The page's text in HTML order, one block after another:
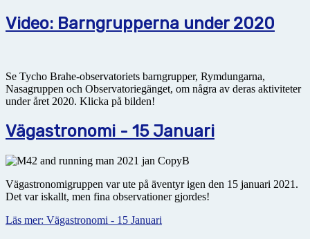
Video: Barngrupperna under 2020
Se Tycho Brahe-observatoriets barngrupper, Rymdungarna,
Nasagruppen och Observatoriegänget, om några av deras aktiviteter
under året 2020. Klicka på bilden!
Vägastronomi - 15 Januari
Vägastronomigruppen var ute på äventyr igen den 15 januari 2021.
Det var iskallt, men fina observationer gjordes!
Läs mer: Vägastronomi - 15 Januari